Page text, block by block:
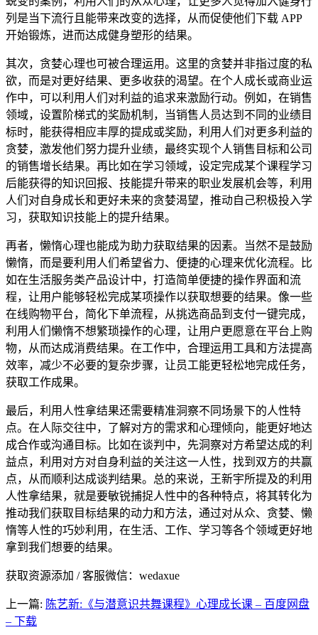
列是当下流行且能带来改变的选择，从而促使他们下载 APP
开始锻炼，进而达成健身塑形的结果。
其次，贪婪心理也可被合理运用。这里的贪婪并非指过度的私
欲，而是对更好结果、更多收获的渴望。在个人成长或商业运
作中，可以利用人们对利益的追求来激励行动。例如，在销售
领域，设置阶梯式的奖励机制，当销售人员达到不同的业绩目
标时，能获得相应丰厚的提成或奖励，利用人们对更多利益的
贪婪，激发他们努力提升业绩，最终实现个人销售目标和公司
的销售增长结果。再比如在学习领域，设定完成某个课程学习
后能获得的知识回报、技能提升带来的职业发展机会等，利用
人们对自身成长和更好未来的贪婪渴望，推动自己积极投入学
习，获取知识技能上的提升结果。
再者，懒惰心理也能成为助力获取结果的因素。当然不是鼓励
懒惰，而是要利用人们希望省力、便捷的心理来优化流程。比
如在生活服务类产品设计中，打造简单便捷的操作界面和流
程，让用户能够轻松完成某项操作以获取想要的结果。像一些
在线购物平台，简化下单流程，从挑选商品到支付一键完成，
利用人们懒惰不想繁琐操作的心理，让用户更愿意在平台上购
物，从而达成消费结果。在工作中，合理运用工具和方法提高
效率，减少不必要的复杂步骤，让员工能更轻松地完成任务，
获取工作成果。
最后，利用人性拿结果还需要精准洞察不同场景下的人性特
点。在人际交往中，了解对方的需求和心理倾向，能更好地达
成合作或沟通目标。比如在谈判中，先洞察对方希望达成的利
益点，利用对方对自身利益的关注这一人性，找到双方的共赢
点，从而顺利达成谈判结果。总的来说，王新宇所提及的利用
人性拿结果，就是要敏锐捕捉人性中的各种特点，将其转化为
推动我们获取目标结果的动力和方法，通过对从众、贪婪、懒
惰等人性的巧妙利用，在生活、工作、学习等各个领域更好地
拿到我们想要的结果。
获取资源添加 / 客服微信：wedaxue
上一篇: 陈艺新:《与潜意识共舞课程》心理成长课 – 百度网盘
– 下载